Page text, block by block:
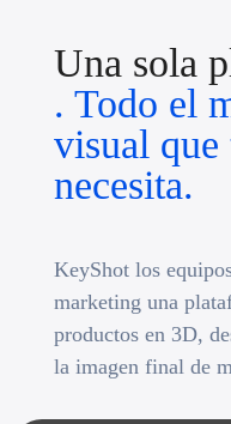
Una sola
. Todo el
visual que
necesita.
KeyShot los
marketing una
productos en 3D,
la imagen final de